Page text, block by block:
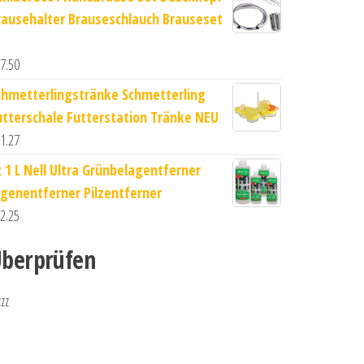
Brauseschlauch Brauseset
Schmetterling
Futterstation Tränke NEU
1 L Nell Ultra Grünbelagentferner
Pilzentferner